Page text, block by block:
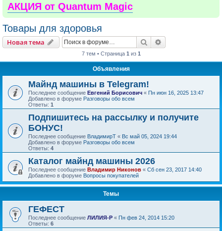
АКЦИЯ от Quantum Magic
Товары для здоровья
Новая тема Поиск
7 тем • Страница 1 из 1
Объявления
Майнд машины в Telegram!
Последнее сообщение Евгений Борисович « Пн июн 16, 2025 13:47
Добавлено в форуме Разговоры обо всем
Ответы: 1
Подпишитесь на рассылку и получите
БОНУС!
Последнее сообщение ВладимирТ « Вс май 05, 2024 19:44
Добавлено в форуме Разговоры обо всем
Ответы: 4
Каталог майнд машины 2026
Последнее сообщение Владимир Никонов « Сб сен 23, 2017 14:40
Добавлено в форуме Вопросы покупателей
Темы
ГЕФЕСТ
Последнее сообщение ЛИЛИЯ-Р « Пн фев 24, 2014 15:20
Ответы: 6